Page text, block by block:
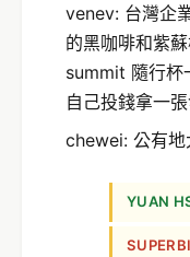
venev: 台灣企
的黑咖啡和紫
summit 隨行杯
自己投錢拿一張
chewei: 公有地
YUAN